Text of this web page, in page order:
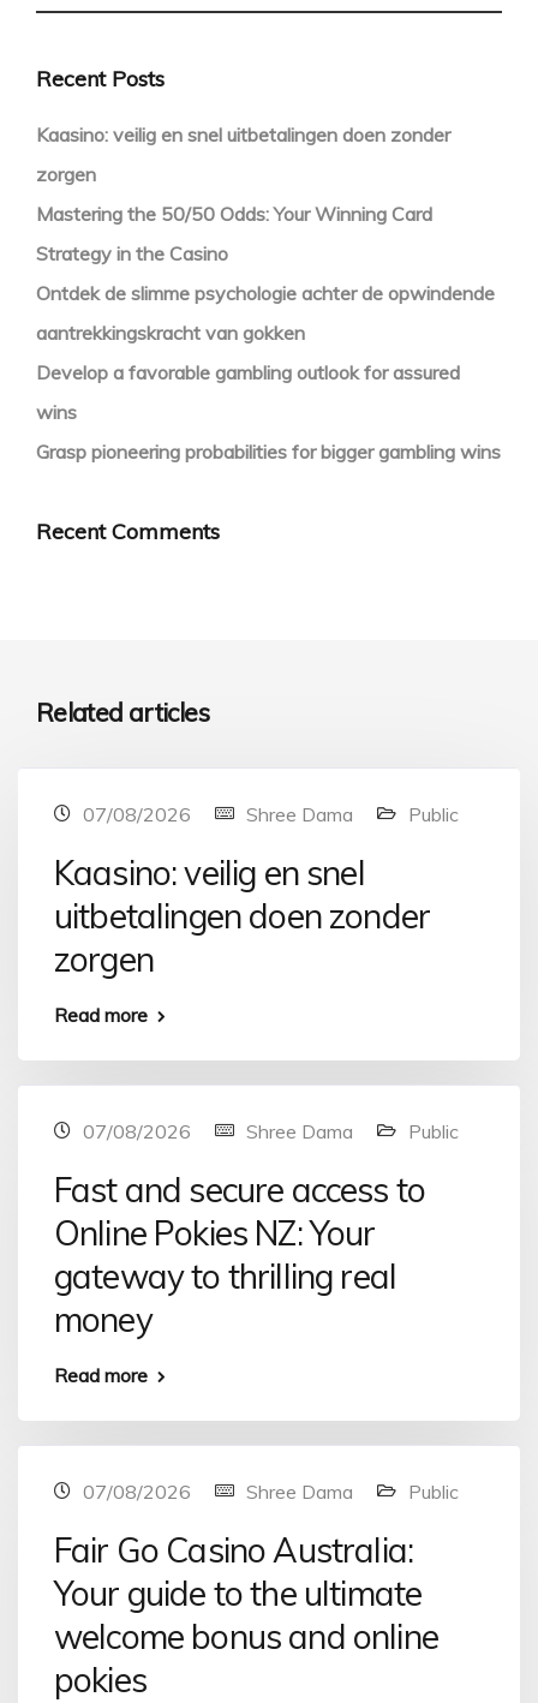
Recent Posts
Kaasino: veilig en snel uitbetalingen doen zonder
zorgen
Mastering the 50/50 Odds: Your Winning Card
Strategy in the Casino
Ontdek de slimme psychologie achter de opwindende
aantrekkingskracht van gokken
Develop a favorable gambling outlook for assured
wins
Grasp pioneering probabilities for bigger gambling wins
Recent Comments
Related articles
07/08/2026 Shree Dama Public
Kaasino: veilig en snel
uitbetalingen doen zonder
zorgen
Read more
07/08/2026 Shree Dama Public
Fast and secure access to
Online Pokies NZ: Your
gateway to thrilling real
money
Read more
07/08/2026 Shree Dama Public
Fair Go Casino Australia:
Your guide to the ultimate
welcome bonus and online
pokies